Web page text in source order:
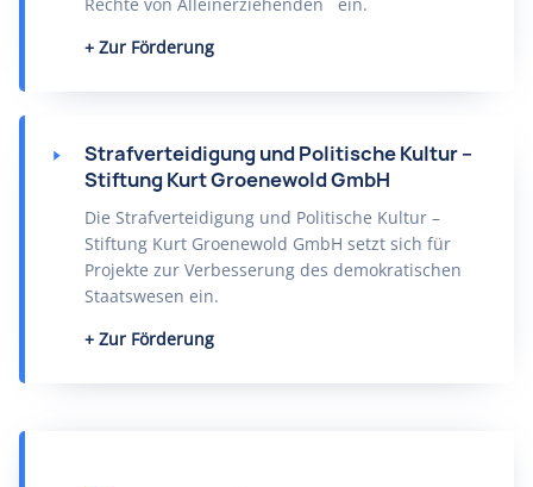
Zur Förderung
Strafverteidigung und Politische Kultur –
Stiftung Kurt Groenewold GmbH
Die Strafverteidigung und Politische Kultur –
Stiftung Kurt Groenewold GmbH setzt sich für
Projekte zur Verbesserung des demokratischen
Staatswesen ein.
Zur Förderung